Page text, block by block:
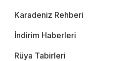
Karadeniz Rehberi
İndirim Haberleri
Rüya Tabirleri